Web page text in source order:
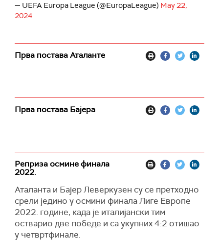
— UEFA Europa League (@EuropaLeague) May 22,
2024
Прва постава Аталанте
Прва постава Бајера
Реприза осмине финала
2022.
Аталанта и Бајер Леверкузен су се претходно
срели једино у осмини финала Лиге Европе
2022. године, када је италијански тим
остварио две победе и са укупних 4:2 отишао
у четвртфинале.